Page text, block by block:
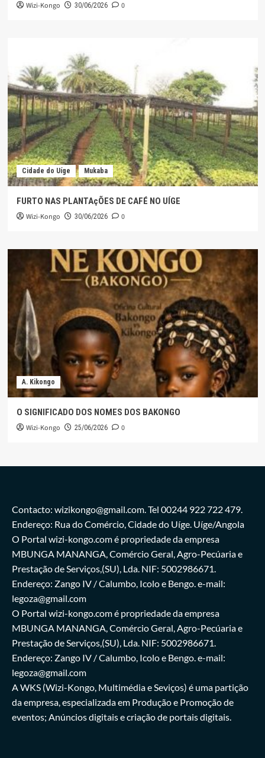
Wizi-Kongo 30/06/2026 0
Cidade do Uíge Mukaba
FURTO NAS PLANTAçÕES DE CAFÉ NO UÍGE
Wizi-Kongo 30/06/2026 0
A. Kikongo
O SIGNIFICADO DOS NOMES DOS BAKONGO
Wizi-Kongo 25/06/2026 0
Contacto: wizikongo@gmail.com. Tel 00244 922 722 479.
Endereço: Rua do Comércio, Cidade do Uíge. Uíge/Angola
O Portal wizi-kongo.com é propriedade da empresa
MBUNGA MANANGA, Comércio Geral, Agro-Pecúaria e
Prestação de Serviços,(SU), Lda. NIF: 5002986671.
Endereço: Zango IV / Calumbo, Icolo e Bengo. e-mail:
legoza@gmail.com
O Portal wizi-kongo.com é propriedade da empresa
MBUNGA MANANGA, Comércio Geral, Agro-Pecúaria e
Prestação de Serviços,(SU), Lda. NIF: 5002986671.
Endereço: Zango IV / Calumbo, Icolo e Bengo. e-mail:
legoza@gmail.com
A WKS (Wizi-Kongo, Multimédia e Seviços) é uma partição
da empresa, especializada em Produção e Promoção de
eventos; Anúncios digitais e criação de portais digitais.